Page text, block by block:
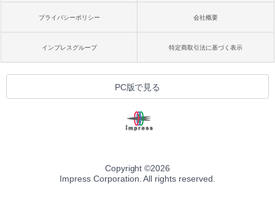
プライバシーポリシー 会社概要
インプレスグループ 特定商取引法に基づく表示
PC版で見る
Copyright ©2026
Impress Corporation. All rights reserved.